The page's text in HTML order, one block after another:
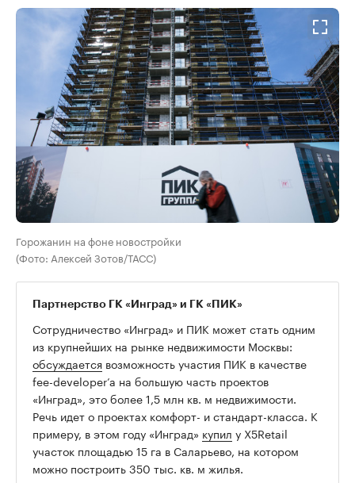
Горожанин на фоне новостройки
(Фото: Алексей Зотов/ТАСС)
Партнерство ГК «Инград» и ГК «ПИК»
Сотрудничество «Инград» и ПИК может стать одним
из крупнейших на рынке недвижимости Москвы:
обсуждается возможность участия ПИК в качестве
fee-developer’a на большую часть проектов
«Инград», это более 1,5 млн кв. м недвижимости.
Речь идет о проектах комфорт- и стандарт-класса. К
примеру, в этом году «Инград» купил у X5Retail
участок площадью 15 га в Саларьево, на котором
можно построить 350 тыс. кв. м жилья.